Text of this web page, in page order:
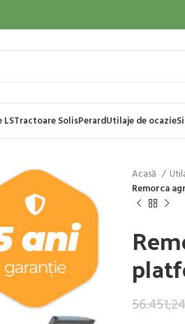
LSTractoare SolisPerardUtilaje de ocazie
Acasă
Remorca